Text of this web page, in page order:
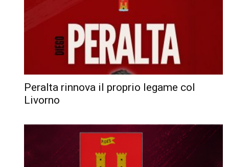
Peralta rinnova il proprio legame col
Livorno